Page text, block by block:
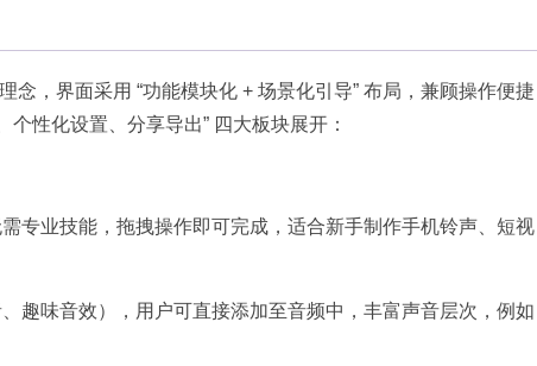
念，界面采用 “功能模块化 + 场景化引导” 布局，兼顾操作便捷
性化设置、分享导出” 四大板块展开：​
专业技能，拖拽操作即可完成，适合新手制作手机铃声、短视
趣味音效），用户可直接添加至音频中，丰富声音层次，例如